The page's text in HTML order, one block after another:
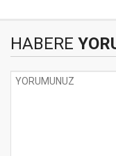
HABERE